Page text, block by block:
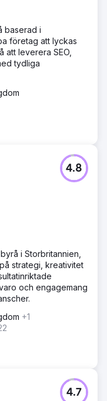
baserad i
företag att lyckas
att leverera SEO,
tydliga
4.8
i Storbritannien,
strategi, kreativitet
och engagemang
+1
4.7